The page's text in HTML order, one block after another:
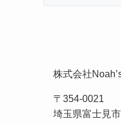
株式会社
〒354-0021
埼玉県富士見